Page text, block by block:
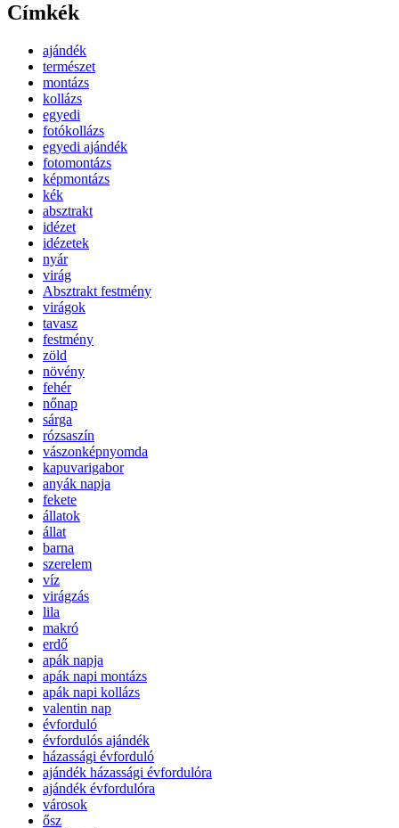
Címkék
ajándék
természet
montázs
kollázs
egyedi
fotókollázs
egyedi ajándék
fotomontázs
képmontázs
kék
absztrakt
idézet
idézetek
nyár
virág
Absztrakt festmény
virágok
tavasz
festmény
zöld
növény
fehér
nőnap
sárga
rózsaszín
vászonképnyomda
kapuvarigabor
anyák napja
fekete
állatok
állat
barna
szerelem
víz
virágzás
lila
makró
erdő
apák napja
apák napi montázs
apák napi kollázs
valentin nap
évforduló
évfordulós ajándék
házassági évforduló
ajándék házassági évfordulóra
ajándék évfordulóra
városok
ősz